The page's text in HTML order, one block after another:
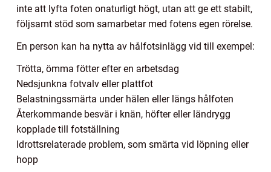
inte att lyfta foten onaturligt högt, utan att ge ett stabilt,
följsamt stöd som samarbetar med fotens egen rörelse.
En person kan ha nytta av hålfotsinlägg vid till exempel:
Trötta, ömma fötter efter en arbetsdag
Nedsjunkna fotvalv eller plattfot
Belastningssmärta under hälen eller längs hålfoten
Återkommande besvär i knän, höfter eller ländrygg
kopplade till fotställning
Idrottsrelaterade problem, som smärta vid löpning eller
hopp